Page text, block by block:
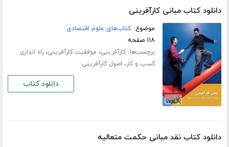
دانلود کتاب مبانی کارآفرینی
موضوع:کتاب‌های علوم اقتصادی
۱۱۸ صفحه
برچسب‌ها:کارآفرینی، موفقیت کارآفرینی،راه اندازی
کسب و کار، اصول کارآفرینی
دانلود کتاب
دانلود کتاب نقد مبانی حکمت متعالیه